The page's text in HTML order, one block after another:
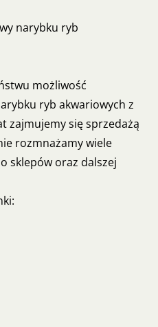
narybku ryb
możliwość
ryb akwariowych z
zajmujemy się sprzedażą
rozmnażamy wiele
sklepów oraz dalszej